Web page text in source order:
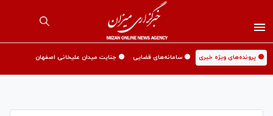
🟡 پرونده‌های ویژه خبری 🟡 سامانه‌های قضایی 🟡 جنایت میدان علیخانی اصفهان